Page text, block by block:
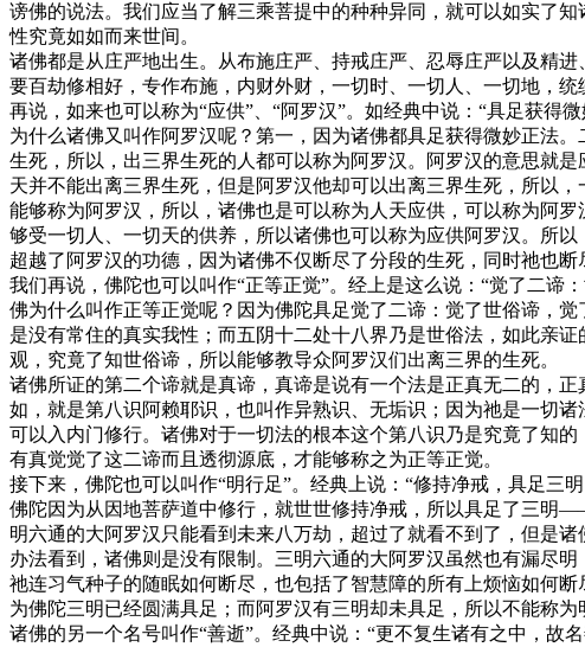
谤佛的说法。我们应当了解三乘菩提中的种种异同，就可以如实了
性究竟如如而来世间。
诸佛都是从庄严地出生。从布施庄严、持戒庄严、忍辱庄严以及精
要百劫修相好，专作布施，内财外财，一切时、一切人、一切地，
再说，如来也可以称为“应供”、“阿罗汉”。如经典中说：“具足获得
为什么诸佛又叫作阿罗汉呢？第一，因为诸佛都具足获得微妙正法
生死，所以，出三界生死的人都可以称为阿罗汉。阿罗汉的意思就
天并不能出离三界生死，但是阿罗汉他却可以出离三界生死，所以
能够称为阿罗汉，所以，诸佛也是可以称为人天应供，可以称为阿
够受一切人、一切天的供养，所以诸佛也可以称为应供阿罗汉。所
超越了阿罗汉的功德，因为诸佛不仅断尽了分段的生死，同时祂也断
我们再说，佛陀也可以叫作“正等正觉”。经上是这么说：“觉了二谛
佛为什么叫作正等正觉呢？因为佛陀具足觉了二谛：觉了世俗谛，
是没有常住的真实我性；而五阴十二处十八界乃是世俗法，如此亲
观，究竟了知世俗谛，所以能够教导众阿罗汉们出离三界的生死。
诸佛所证的第二个谛就是真谛，真谛是说有一个法是正真无二的，
如，就是第八识阿赖耶识，也叫作异熟识、无垢识；因为祂是一切
可以入内门修行。诸佛对于一切法的根本这个第八识乃是究竟了知
有真觉觉了这二谛而且透彻源底，才能够称之为正等正觉。
接下来，佛陀也可以叫作“明行足”。经典上说：“修持净戒，具足三
佛陀因为从因地菩萨道中修行，就世世修持净戒，所以具足了三明
明六通的大阿罗汉只能看到未来八万劫，超过了就看不到了，但是
办法看到，诸佛则是没有限制。三明六通的大阿罗汉虽然也有漏尽
祂连习气种子的随眠如何断尽，也包括了智慧障的所有上烦恼如何
为佛陀三明已经圆满具足；而阿罗汉有三明却未具足，所以不能称
诸佛的另一个名号叫作“善逝”。经典中说：“更不复生诸有之中，故